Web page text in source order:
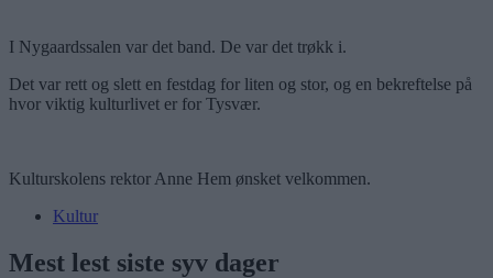
I Nygaardssalen var det band. De var det trøkk i.
Det var rett og slett en festdag for liten og stor, og en bekreftelse på
hvor viktig kulturlivet er for Tysvær.
Kulturskolens rektor Anne Hem ønsket velkommen.
Kultur
Mest lest siste syv dager